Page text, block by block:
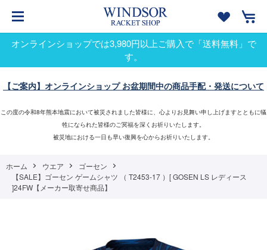
オンラインショップでは3,980円以上ご購入で「送料無料」で
す。
【ご案内】オンラインショップ お盆期間中の商品手配・発送について
この度の令和8年熊本地震において被災されました皆様に、心よりお見舞い申し上げますとともに犠
牲になられた皆様のご冥福を深くお祈りいたします。
被災地における一日も早い復興を心からお祈りいたします。
ホーム ウエア
ゴーセン
【SALE】ゴーセン ゲームシャツ （ T2453-17 ）[ GOSEN LS レディース
]24FW【メーカー取寄せ商品】